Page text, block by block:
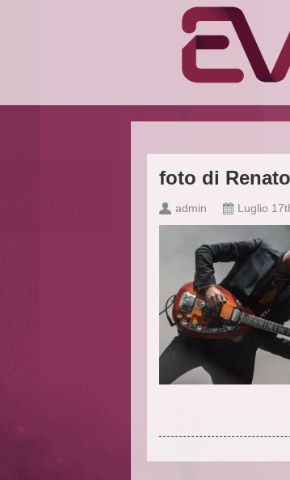
foto di
admin Luglio